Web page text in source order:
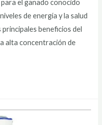
el ganado conocido
de energía y la salud
principales beneficios del
alta concentración de